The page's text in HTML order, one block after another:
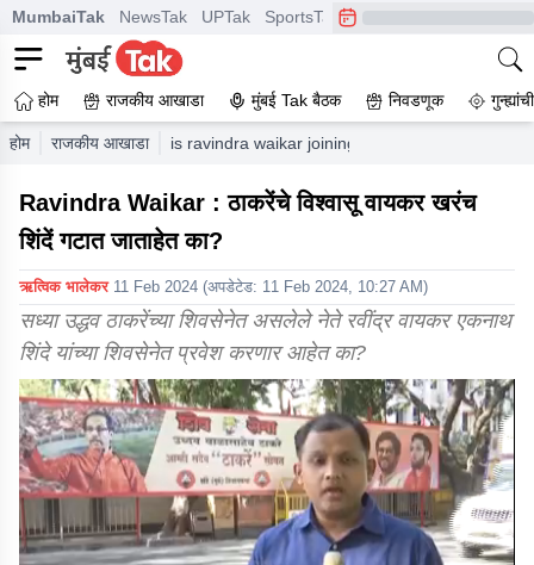
MumbaiTak NewsTak UPTak SportsTak CrimeTak
होम राजकीय आखाडा मुंबई Tak बैठक निवडणूक
होम राजकीय आखाडा is ravindra waikar joining to eknath shinde shiv
Ravindra Waikar : ठाकरेंचे विश्वासू वायकर खरंच
शिंदें गटात जाताहेत का?
ऋत्विक भालेकर 11 Feb 2024 (अपडेटेड: 11 Feb 2024, 10:27 AM)
सध्या उद्धव ठाकरेंच्या शिवसेनेत असलेले नेते रवींद्र वायकर एकनाथ
शिंदे यांच्या शिवसेनेत प्रवेश करणार आहेत का?
0
of
8
minutes,
52
seconds